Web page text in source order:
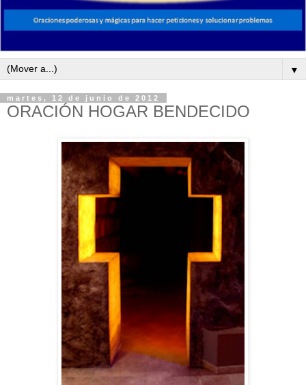
▼
martes, 12 de junio de 2012
ORACIÓN HOGAR BENDECIDO